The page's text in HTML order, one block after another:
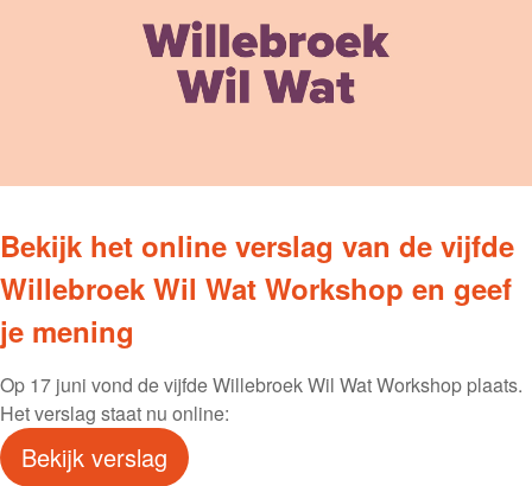
Bekijk het online verslag van de vijfde
Willebroek Wil Wat Workshop en geef
je mening
Op 17 juni vond de vijfde Willebroek Wil Wat Workshop plaats.
Het verslag staat nu online:
Bekijk verslag